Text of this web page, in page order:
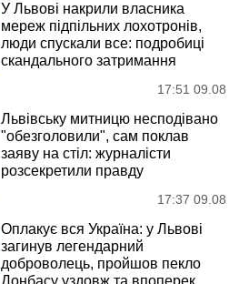
У Львові накрили власника
мереж підпільних лохотронів,
люди спускали все: подробиці
скандального затримання
17:51 09.08
Львівську митницю несподівано
"обезголовили", сам поклав
заяву на стіл: журналісти
розсекретили правду
17:37 09.08
Оплакує вся Україна: у Львові
загинув легендарний
доброволець, пройшов пекло